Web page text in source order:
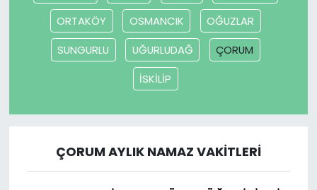
ORTAKÖY
OSMANCIK
OĞUZLAR
SUNGURLU
UĞURLUDAĞ
ÇORUM
İSKİLİP
ÇORUM AYLIK NAMAZ VAKITLERI
TÜRKiYE
Video Galeri